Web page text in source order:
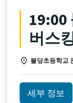
19:00
버스
불당초등학교
세부 정보